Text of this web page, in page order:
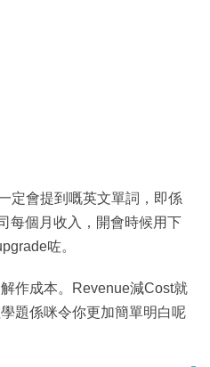
定會提到嘅英文單詞，即係
每個月收入，開會時候用下
咗。
作成本。Revenue減Cost就
題係咪令你更加簡單明白呢